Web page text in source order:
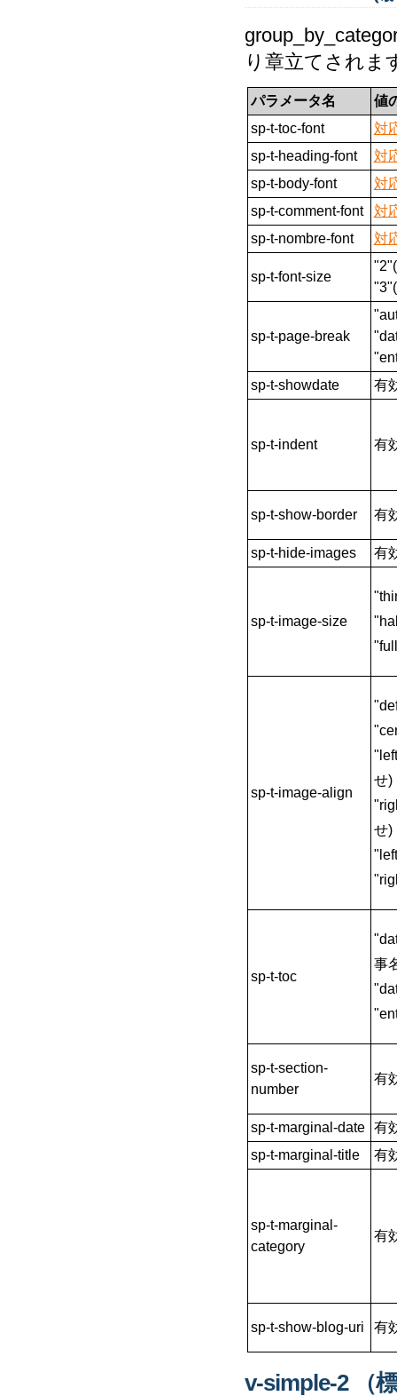
り章立てされま
パラメータ名
値
sp-t-toc-font
対
sp-t-heading-font
対
sp-t-body-font
対
sp-t-comment-font
対
sp-t-nombre-font
対
sp-t-font-size
sp-t-page-break
sp-t-showdate
有
sp-t-indent 有
sp-t-show-border 有
sp-t-hide-images 有
sp-t-image-size
sp-t-image-align
せ)
せ)
sp-t-toc
事
sp-t-section-
number
有
sp-t-marginal-date
有
sp-t-marginal-title
有
sp-t-marginal-
category
有
sp-t-show-blog-uri 有
v-simple-2 （